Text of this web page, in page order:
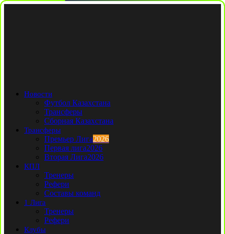
Новости
Футбол Казахстана
Трансферы
Сборная Казахстана
Трансферы
Премьер Лига2026
Первая лига2026
Вторая Лига2026
КПЛ
Тренеры
Рефери
Составы команд
1 Лига
Тренеры
Рефери
Клубы